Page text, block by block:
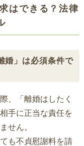
はできる？法律
」は必須条件で
、「離婚はしたく
手に正当な責任を
せん。
も不貞慰謝料を請